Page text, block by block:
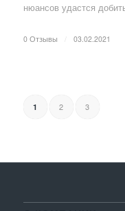
нюансов удастся
0 Отзывы 03.02.2021
1 2 3